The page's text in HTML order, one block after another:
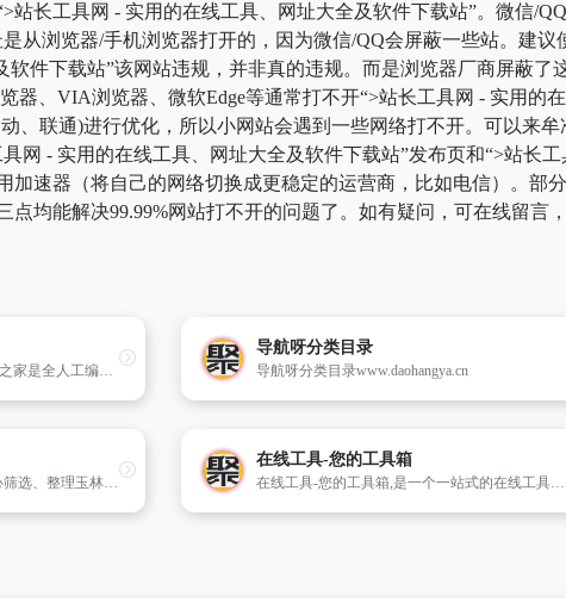
站长工具网 - 实用的在线工具、网址大全及软件下载站”。微信/
从浏览器/手机浏览器打开的，因为微信/QQ会屏蔽一些站。建
软件下载站”该网站违规，并非真的违规。而是浏览器厂商屏蔽
器、VIA浏览器、微软Edge等通常打不开“>站长工具网 - 实用的
、联通)进行优化，所以小网站会遇到一些网络打不开。可以来
网 - 实用的在线工具、网址大全及软件下载站”发布页和“>站长
加速器（将自己的网络切换成更稳定的运营商，比如电信）。部
点均能解决99.99%网站打不开的问题了。如有疑问，可在线留言
[第一雅虎网]Yahoo001.com目录之家是全人工编辑的网站分类目录及资讯发布平台，收录国内外、各行业优秀网站，旨在为用户提供网站分类目录网站检索、优秀网站目录参考、网站推广及互联网资讯服务。
导航呀分类目录
导航呀分类目录www.daohangya.cn
玉林导航，为玉林广大网民精心筛选、整理玉林地区最新、最热门的网站及网址，众多的玉林网站大全资讯能快速帮助您找到有用的技术、知识、设计、影视、壁纸、音乐、资讯及热门游戏网址大全等
在线工具-您的工具箱
在线工具-您的工具箱,是一个一站式的在线工具平台，为您提供丰富多样的实用工具。